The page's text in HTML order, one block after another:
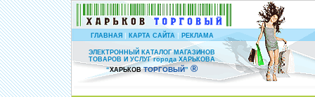
ГЛАВНАЯ| КАРТА САЙТА | РЕКЛАМА
ЭЛЕКТРОННЫЙ КАТАЛОГ МАГАЗИНОВ
ТОВАРОВ И УСЛУГ города ХАРЬКОВА
“ХАРЬКОВ ТОРГОВЫЙ” ®